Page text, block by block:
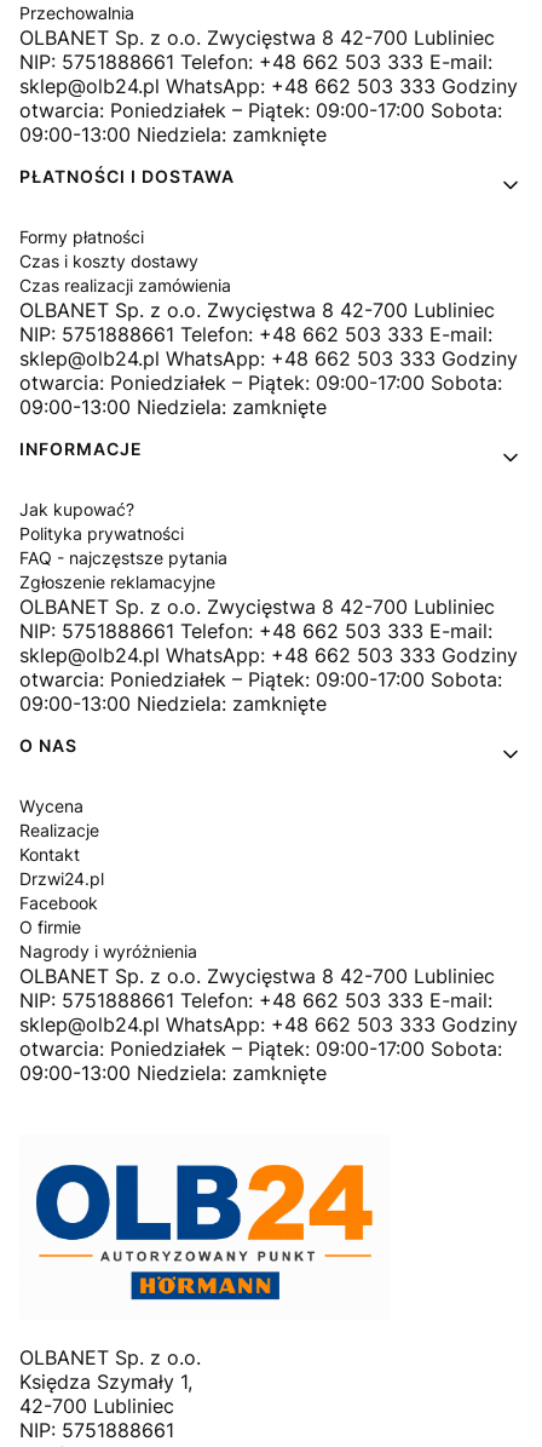
Przechowalnia
OLBANET Sp. z o.o. Zwycięstwa 8 42-700 Lubliniec
NIP: 5751888661 Telefon: +48 662 503 333 E-mail:
sklep@olb24.pl WhatsApp: +48 662 503 333 Godziny
otwarcia: Poniedziałek – Piątek: 09:00-17:00 Sobota:
09:00-13:00 Niedziela: zamknięte
PŁATNOŚCI I DOSTAWA
Formy płatności
Czas i koszty dostawy
Czas realizacji zamówienia
OLBANET Sp. z o.o. Zwycięstwa 8 42-700 Lubliniec
NIP: 5751888661 Telefon: +48 662 503 333 E-mail:
sklep@olb24.pl WhatsApp: +48 662 503 333 Godziny
otwarcia: Poniedziałek – Piątek: 09:00-17:00 Sobota:
09:00-13:00 Niedziela: zamknięte
INFORMACJE
Jak kupować?
Polityka prywatności
FAQ - najczęstsze pytania
Zgłoszenie reklamacyjne
OLBANET Sp. z o.o. Zwycięstwa 8 42-700 Lubliniec
NIP: 5751888661 Telefon: +48 662 503 333 E-mail:
sklep@olb24.pl WhatsApp: +48 662 503 333 Godziny
otwarcia: Poniedziałek – Piątek: 09:00-17:00 Sobota:
09:00-13:00 Niedziela: zamknięte
O NAS
Wycena
Realizacje
Kontakt
Drzwi24.pl
Facebook
O firmie
Nagrody i wyróżnienia
OLBANET Sp. z o.o. Zwycięstwa 8 42-700 Lubliniec
NIP: 5751888661 Telefon: +48 662 503 333 E-mail:
sklep@olb24.pl WhatsApp: +48 662 503 333 Godziny
otwarcia: Poniedziałek – Piątek: 09:00-17:00 Sobota:
09:00-13:00 Niedziela: zamknięte
OLBANET Sp. z o.o.
Księdza Szymały 1,
42-700 Lubliniec
NIP: 5751888661